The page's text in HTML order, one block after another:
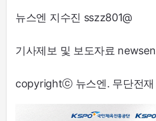
뉴스엔 지수진 sszz801@
기사제보 및 보도자료
copyrightⓒ 뉴스엔. 무단전재